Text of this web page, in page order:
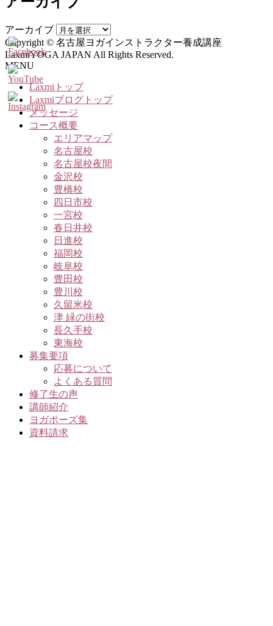
アーカイブ
Copyright © 名古屋ヨガインストラクター養成講座
LaxmiYOGA JAPAN All Rights Reserved.
MENU
Laxmiトップ
Laxmiブログトップ
メッセージ
コース概要
エリアマップ
名古屋校
名古屋校夜間
金沢校
豊橋校
四日市校
一宮校
春日井校
日進校
福岡校
岐阜校
豊田校
豊川校
久留米校
津 緑の街校
長久手校
東海校
募集要項
応募について
よくある質問
修了生の声
講師紹介
ヨガポーズ集
資料請求